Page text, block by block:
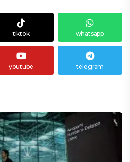
tiktok whatsapp
youtube telegram